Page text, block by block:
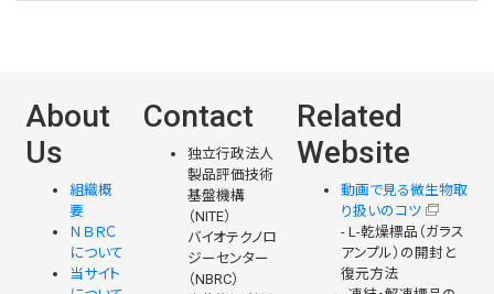
About
Us
組織概
要
ＮＢＲＣ
について
当サイト
Contact
独立行政法人
製品評価技術
基盤機構
（NITE）
バイオテクノロ
ジーセンター
（NBRC）
Related
Website
動画で見る微生物取
り扱いのコツ
- L-乾燥標品（ガラス
アンプル）の開封と
復元方法